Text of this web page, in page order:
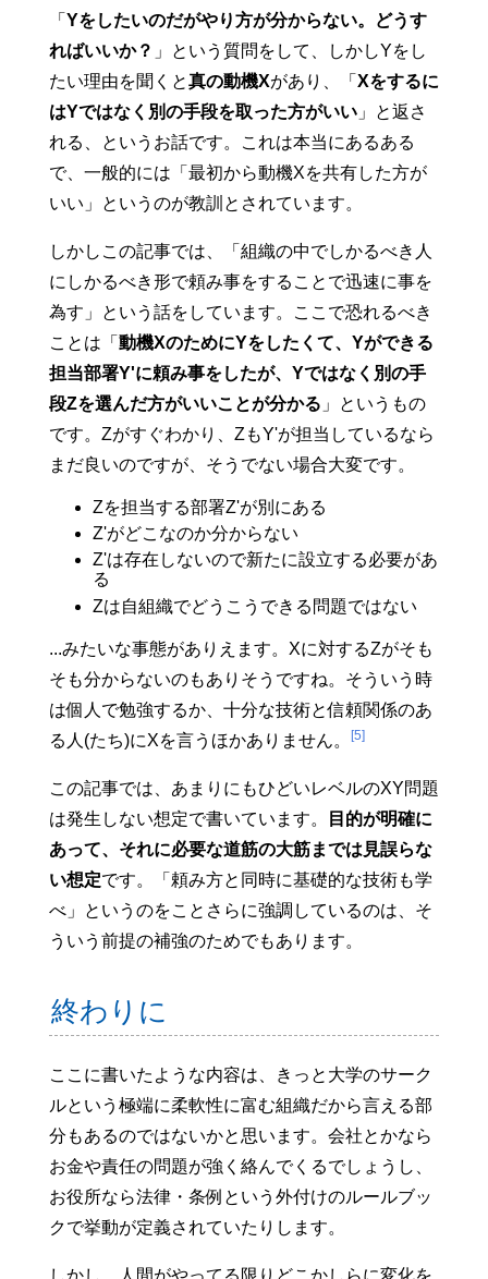
「 Yをしたいのだがやり方が分からない。どうす
ればいいか？ 」という質問をして、しかしYをし
たい理由を聞くと真の動機Xがあり、「 Xをするに
はYではなく別の手段を取った方がいい」と返さ
れる、というお話です。これは本当にあるある
で、一般的には「最初から動機Xを共有した方が
いい」というのが教訓とされています。
しかしこの記事では、「組織の中でしかるべき人
にしかるべき形で頼み事をすることで迅速に事を
為す」という話をしています。ここで恐れるべき
ことは「 動機XのためにYをしたくて、Yができる
担当部署Y'に頼み事をしたが、Yではなく別の手
段Zを選んだ方がいいことが分かる 」というもの
です。Zがすぐわかり、ZもY'が担当しているなら
まだ良いのですが、そうでない場合大変です。
Zを担当する部署Z'が別にある
Z'がどこなのか分からない
Z'は存在しないので新たに設立する必要があ
る
Zは自組織でどうこうできる問題ではない
...みたいな事態がありえます。Xに対するZがそも
そも分からないのもありそうですね。そういう時
は個人で勉強するか、十分な技術と信頼関係のあ
る人(たち)にXを言うほかありません。
[5]
この記事では、あまりにもひどいレベルのXY問題
は発生しない想定で書いています。
目的が明確に
あって、それに必要な道筋の大筋までは見誤らな
い想定です。「頼み方と同時に基礎的な技術も学
べ」というのをことさらに強調しているのは、そ
ういう前提の補強のためでもあります。
終わりに
ここに書いたような内容は、きっと大学のサーク
ルという極端に柔軟性に富む組織だから言える部
分もあるのではないかと思います。会社とかなら
お金や責任の問題が強く絡んでくるでしょうし、
お役所なら法律・条例という外付けのルールブッ
クで挙動が定義されていたりします。
しかし、人間がやってる限りどこかしらに変化を